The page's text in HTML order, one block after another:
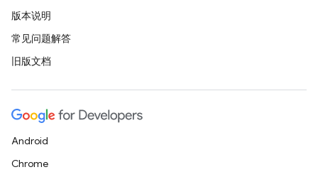
版本说明
常见问题解答
旧版文档
Android
Chrome